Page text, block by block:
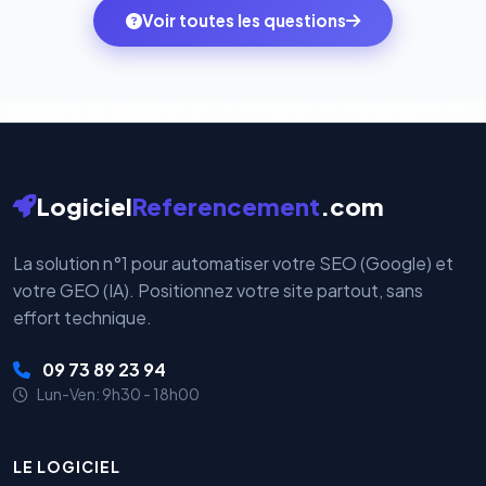
votre historique.
monde. Vos données bancaires ne transitent jamais
par nos serveurs — elles sont gérées directement et
Voir toutes les questions
LogicielReferencement.com
La solution n°1 pour automatiser votre SEO (Google) et
votre GEO (IA). Positionnez votre site partout, sans
effort technique.
09 73 89 23 94
Lun-Ven: 9h30 - 18h00
LE LOGICIEL